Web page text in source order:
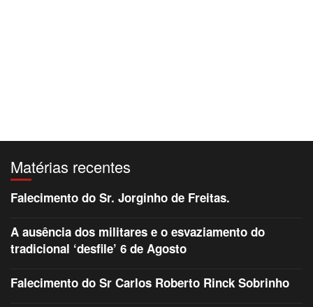
Matérias recentes
Falecimento do Sr. Jorginho de Freitas.
A ausência dos militares e o esvaziamento do
tradicional ‘desfile’ 6 de Agosto
Falecimento do Sr Carlos Roberto Rinck Sobrinho